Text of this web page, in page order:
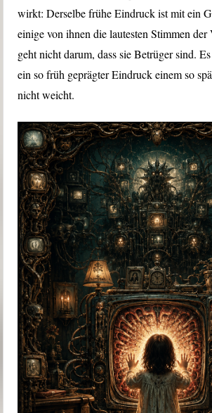
wirkt: Derselbe frühe Eindruck ist mit ein
einige von ihnen die lautesten Stimmen
geht nicht darum, dass sie Betrüger sind.
ein so früh geprägter Eindruck einem so
nicht weicht.